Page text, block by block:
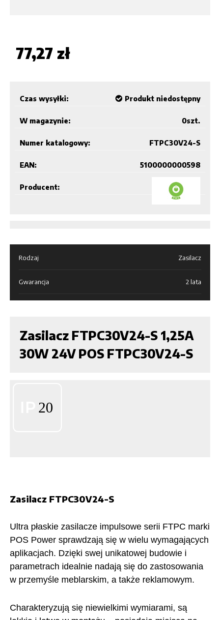
77,27 zł
Czas wysyłki: Produkt niedostępny
W magazynie: szt.
0
Numer katalogowy: FTPC30V24-S
EAN: 5100000000598
Producent:
Rodzaj Zasilacz
Gwarancja 2 lata
Zasilacz FTPC30V24-S 1,25A
30W 24V POS FTPC30V24-S
Zasilacz FTPC30V24-S
Ultra płaskie zasilacze impulsowe serii FTPC marki
POS Power sprawdzają się w wielu wymagających
aplikacjach. Dzięki swej unikatowej budowie i
parametrach idealnie nadają się do zastosowania
w przemyśle meblarskim, a także reklamowym.
Charakteryzują się niewielkimi wymiarami, są